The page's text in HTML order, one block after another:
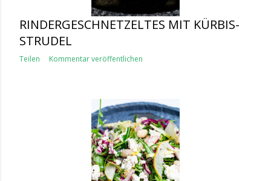
RINDERGESCHNETZELTES MIT KÜRBIS-
STRUDEL
Teilen Kommentar veröffentlichen